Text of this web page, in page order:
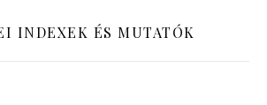
INDEXEK ÉS MUTATÓK